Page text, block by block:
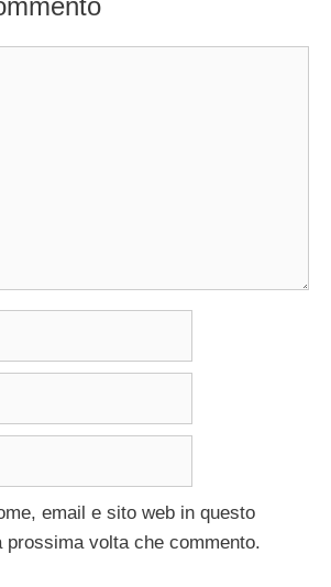
email e sito web in questo
prossima volta che commento.